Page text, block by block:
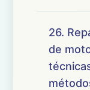
🎧 En
del
Vehículos,
26.
de